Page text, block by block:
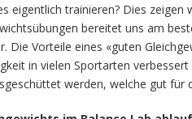
eigentlich trainieren? Dies zeigen
bereitet uns am
Die Vorteile eines «guten
in vielen Sportarten
werden, welche gut für